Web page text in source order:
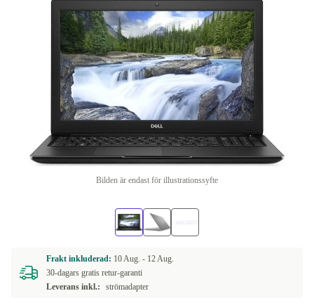
Bilden är endast för illustrationssyfte
Frakt inkluderad: 10 Aug. - 12 Aug.
30-dagars gratis retur-garanti
Leverans inkl.:
strömadapter